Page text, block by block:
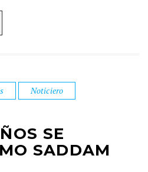
Noticiero
SE
SADDAM